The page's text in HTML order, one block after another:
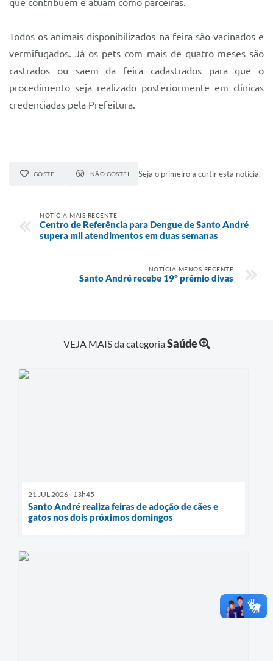
que contribuem e atuam como parceiras.
Todos os animais disponibilizados na feira são vacinados e
vermifugados. Já os pets com mais de quatro meses são
castrados ou saem da feira cadastrados para que o
procedimento seja realizado posteriormente em clínicas
credenciadas pela Prefeitura.
GOSTEI NÃO GOSTEI Seja o primeiro a curtir esta notícia.
NOTÍCIA MAIS RECENTE
Centro de Referência para Dengue de Santo André
supera mil atendimentos em duas semanas
NOTÍCIA MENOS RECENTE
Santo André recebe 19º prêmio divas
VEJA MAIS da categoriaSaúde
21 JUL 2026 - 13h45
Santo André realiza feiras de adoção de cães e
gatos nos dois próximos domingos